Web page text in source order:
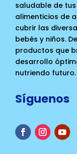
saludable de
alimenticios de
cubrir las
bebés y niños.
productos que
desarrollo
nutriendo futuro.
Síguenos